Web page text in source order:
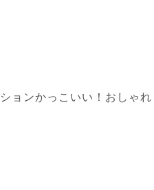
ョンかっこいい！おしゃれ